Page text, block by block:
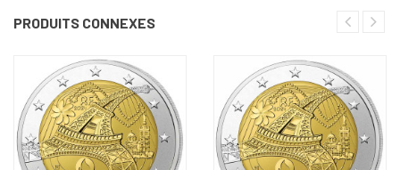
PRODUITS CONNEXES